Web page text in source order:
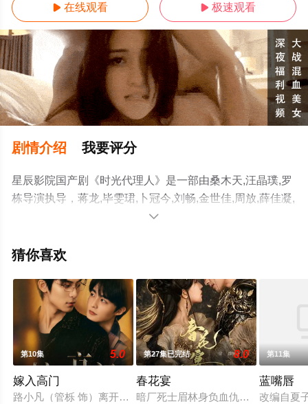
 在线观看  极速观看
剧情介绍 我要评分
星辰影院国产剧《时光代理人》是一部由桑木天,汪晶璞,罗
栋导演执导，蒋龙,毕雯珺,卜冠今,刘畅,金世佳,周放,薛佳凝,
吴昊宸,曾毅,薛皓文,蒋宜儒,黄灿灿,蒋梦婕,苑琼丹,孔琳,陈
视剧，大结局剧情已揭晓（已完结），手机免费观看高清
前免费观看，更多剧情信息可移步至豆瓣电视剧、电视猫
或剧情网等平台了解。

猜你喜欢
第10集 5.0
嫁入高门
路小凡（管栎 饰）离开乡村嫁入北京豪门，原以为能过上富裕
第27集已完结 8.0
春花宴
暗厂死士眉林身负血仇，以命入局，
第11集
蓝嘴唇
改编自夏